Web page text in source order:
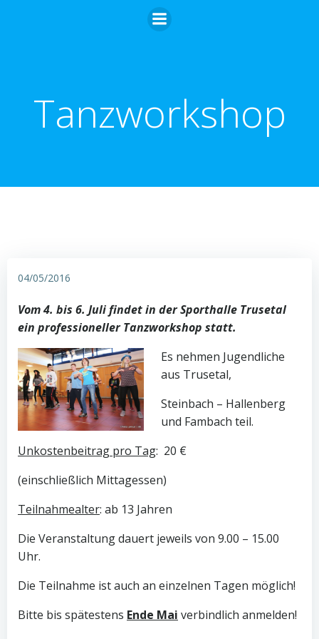
Zum
Inhalt
Tanzworkshop
04/05/2016
Vom 4. bis 6. Juli findet in der Sporthalle Trusetal
ein professioneller Tanzworkshop statt.
Es nehmen Jugendliche
aus Trusetal,
Steinbach – Hallenberg
und Fambach teil.
Unkostenbeitrag pro Tag: 20 €
(einschließlich Mittagessen)
Teilnahmealter: ab 13 Jahren
Die Veranstaltung dauert jeweils von 9.00 – 15.00
Uhr.
Die Teilnahme ist auch an einzelnen Tagen möglich!
Bitte bis spätestens Ende Mai verbindlich anmelden!